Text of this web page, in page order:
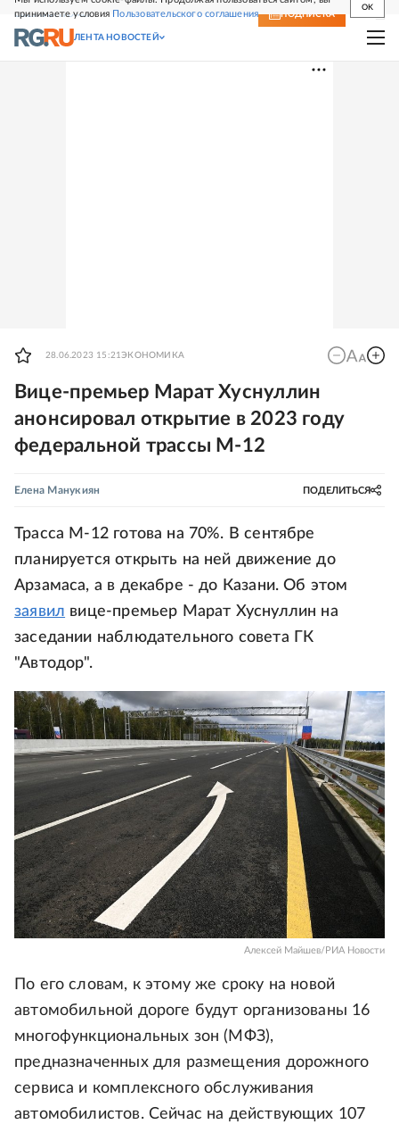
принимаете условия Пользовательского соглашения
OK
СВЕЖИЙ НОМЕР ПОДПИСКА
ЛЕНТА НОВОСТЕЙ
28.06.2023 15:21ЭКОНОМИКА
Вице-премьер Марат Хуснуллин
анонсировал открытие в 2023 году
федеральной трассы М-12
Елена Манукиян ПОДЕЛИТЬСЯ
Трасса М-12 готова на 70%. В сентябре
планируется открыть на ней движение до
Арзамаса, а в декабре - до Казани. Об этом
заявил вице-премьер Марат Хуснуллин на
заседании наблюдательного совета ГК
"Автодор".
Алексей Майшев/РИА Новости
По его словам, к этому же сроку на новой
автомобильной дороге будут организованы 16
многофункциональных зон (МФЗ),
предназначенных для размещения дорожного
сервиса и комплексного обслуживания
автомобилистов. Сейчас на действующих 107